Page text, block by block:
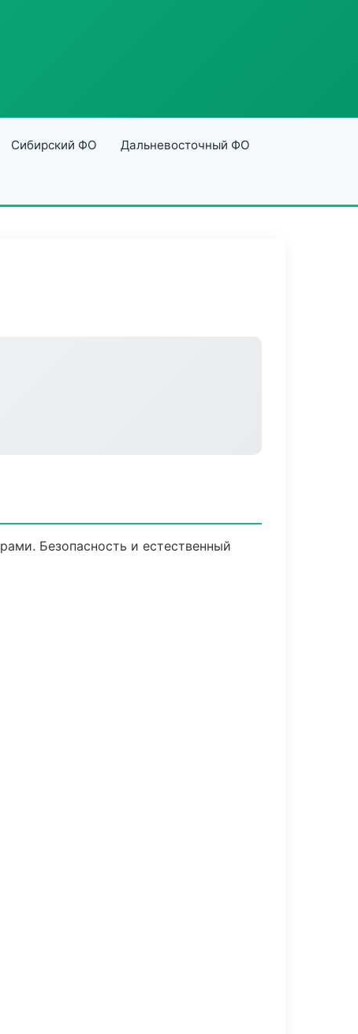
Сибирский ФО Дальневосточный ФО
Безопасность и естественный